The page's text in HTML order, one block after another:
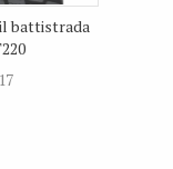
battistrada